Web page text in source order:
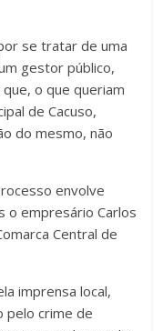
se tratar de uma
gestor público,
o que queriam
de Cacuso,
do mesmo, não
envolve
o empresário Carlos
Central de
imprensa local,
pelo crime de